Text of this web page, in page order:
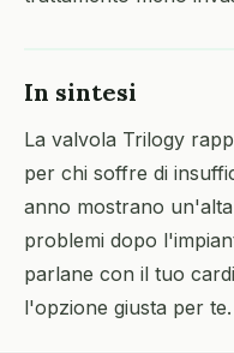
In sintesi
La valvola Trilogy
per chi soffre di
anno mostrano
problemi dopo
parlane con il tuo
l'opzione giusta per te.